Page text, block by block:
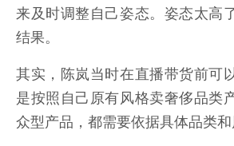
来及时调整自己姿态。姿态太高
结果。
其实，陈岚当时在直播带货前可
是按照自己原有风格卖奢侈品类
众型产品，都需要依据具体品类和